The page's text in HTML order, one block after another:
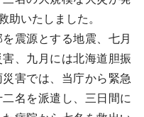
助いたしました。
震源とする地震、七月
、九月には北海道胆振
害では、当庁から緊急
名を派遣し、三日間に